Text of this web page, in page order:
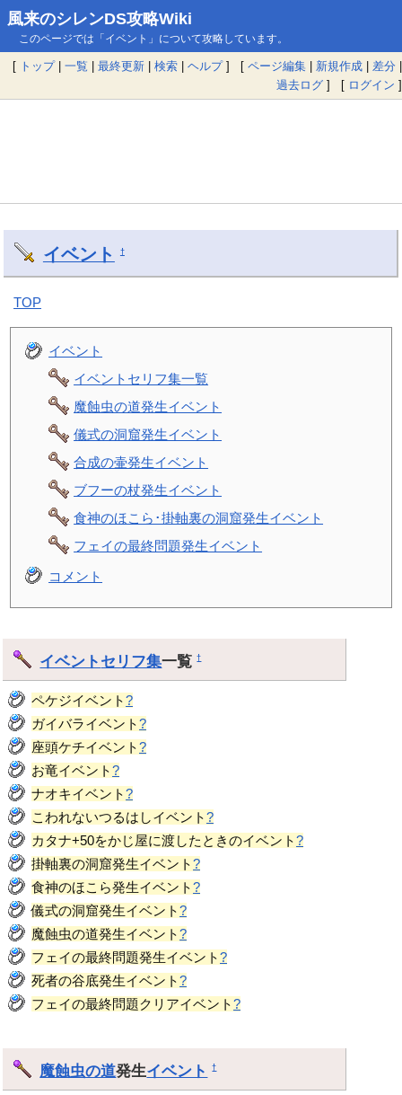
風来のシレンDS攻略Wiki
このページでは「イベント」について攻略しています。
[ トップ| 一覧 | 最終更新 | 検索 | ヘルプ] [ ページ編集 | 新規作成 | 差分 |
過去ログ ] [ ログイン ]
イベント †
TOP
イベント
イベントセリフ集一覧
魔蝕虫の道発生イベント
儀式の洞窟発生イベント
合成の壷発生イベント
ブフーの杖発生イベント
食神のほこら･掛軸裏の洞窟発生イベント
フェイの最終問題発生イベント
コメント
イベント セリフ集一覧†
ペケジイベント?
ガイバライベント?
座頭ケチイベント?
お竜イベント?
ナオキイベント?
こわれないつるはしイベント?
カタナ+50をかじ屋に渡したときのイベント?
掛軸裏の洞窟発生イベント?
食神のほこら発生イベント?
儀式の洞窟発生イベント?
魔蝕虫の道発生イベント?
フェイの最終問題発生イベント?
死者の谷底発生イベント?
フェイの最終問題クリアイベント?
魔蝕虫の道発生イベント †